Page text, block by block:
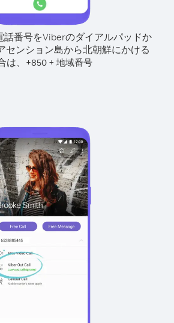
話番号をViberのダイアルパッドか
センション島から北朝鮮にかける
は、
+850+ 地域番号